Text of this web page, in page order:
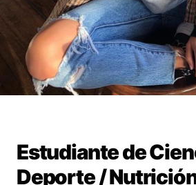
Estudiante de
Deporte /